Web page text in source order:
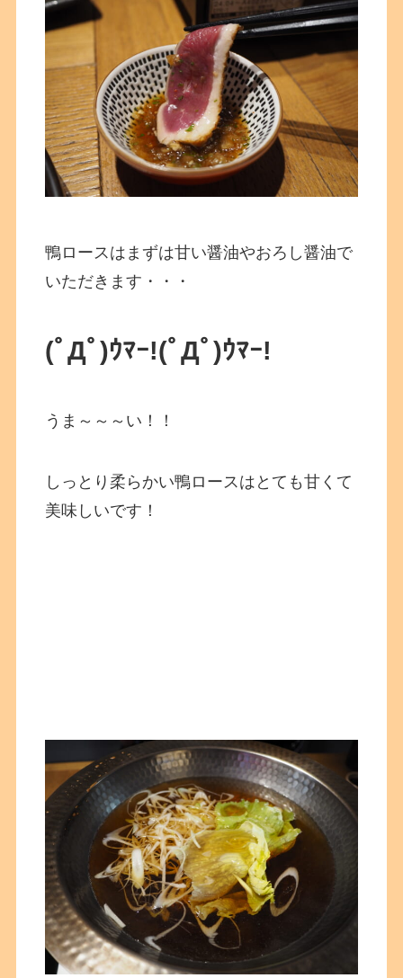
鴨ロースはまずは甘い醤油やおろし醤油で
いただきます・・・
(ﾟДﾟ)ｳﾏｰ!(ﾟДﾟ)ｳﾏｰ!
うま～～～い！！
しっとり柔らかい鴨ロースはとても甘くて
美味しいです！